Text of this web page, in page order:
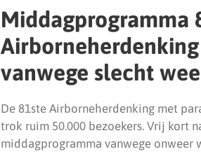
Middagprogramma
vanwege slecht
De 81ste Airborneherdenking met
trok ruim 50.000 bezoekers. Vrij kort
middagprogramma vanwege onweer